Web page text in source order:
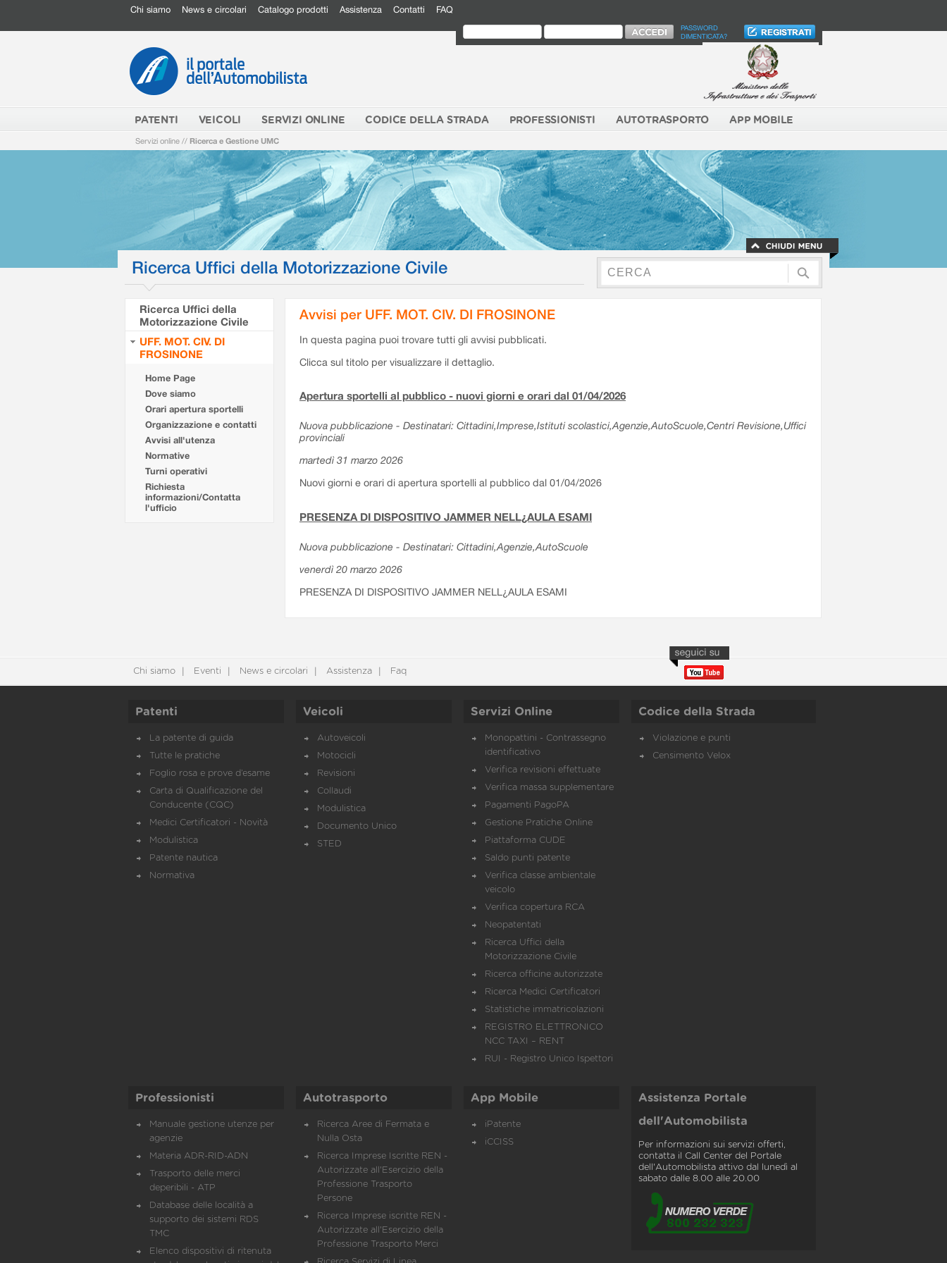
Chi siamo News e circolari Catalogo prodotti Assistenza Contatti FAQ
PASSWORD
DIMENTICATA?
PATENTI VEICOLI SERVIZI ONLINE CODICE DELLA STRADA PROFESSIONISTI AUTOTRASPORTO APP MOBILE
Servizi online // Ricerca e Gestione UMC
Ricerca Uffici della Motorizzazione Civile
Ricerca Uffici della
Motorizzazione Civile
UFF. MOT. CIV. DI
FROSINONE
Home Page
Dove siamo
Orari apertura sportelli
Organizzazione e contatti
Avvisi all'utenza
Normative
Turni operativi
Richiesta
informazioni/Contatta
l'ufficio
Avvisi per UFF. MOT. CIV. DI FROSINONE
In questa pagina puoi trovare tutti gli avvisi pubblicati.
Clicca sul titolo per visualizzare il dettaglio.
Apertura sportelli al pubblico - nuovi giorni e orari dal 01/04/2026
Nuova pubblicazione - Destinatari: Cittadini,Imprese,Istituti scolastici,Agenzie,AutoScuole,Centri Revisione,Uffici
provinciali
martedì 31 marzo 2026
Nuovi giorni e orari di apertura sportelli al pubblico dal 01/04/2026
PRESENZA DI DISPOSITIVO JAMMER NELL¿AULA ESAMI
Nuova pubblicazione - Destinatari: Cittadini,Agenzie,AutoScuole
venerdì 20 marzo 2026
PRESENZA DI DISPOSITIVO JAMMER NELL¿AULA ESAMI
Chi siamo Eventi News e circolari Assistenza Faq
Patenti
La patente di guida
Tutte le pratiche
Foglio rosa e prove d’esame
Carta di Qualificazione del
Conducente (CQC)
Medici Certificatori - Novità
Modulistica
Patente nautica
Normativa
Veicoli
Autoveicoli
Motocicli
Revisioni
Collaudi
Modulistica
Documento Unico
STED
Servizi Online
Monopattini - Contrassegno
identificativo
Verifica revisioni effettuate
Verifica massa supplementare
Pagamenti PagoPA
Gestione Pratiche Online
Piattaforma CUDE
Saldo punti patente
Verifica classe ambientale
veicolo
Verifica copertura RCA
Neopatentati
Ricerca Uffici della
Motorizzazione Civile
Ricerca officine autorizzate
Ricerca Medici Certificatori
Statistiche immatricolazioni
REGISTRO ELETTRONICO
NCC TAXI – RENT
RUI - Registro Unico Ispettori
Codice della Strada
Violazione e punti
Censimento Velox
Professionisti
Manuale gestione utenze per
agenzie
Materia ADR-RID-ADN
Trasporto delle merci
deperibili - ATP
Database delle località a
supporto dei sistemi RDS
TMC
Elenco dispositivi di ritenuta
Autotrasporto
Ricerca Aree di Fermata e
Nulla Osta
Ricerca Imprese Iscritte REN -
Autorizzate all'Esercizio della
Professione Trasporto
Persone
Ricerca Imprese iscritte REN -
Autorizzate all'Esercizio della
Professione Trasporto Merci
App Mobile
iPatente
iCCISS
Assistenza Portale
dell'Automobilista
Per informazioni sui servizi offerti,
contatta il Call Center del Portale
dell'Automobilista attivo dal lunedì al
sabato dalle 8.00 alle 20.00